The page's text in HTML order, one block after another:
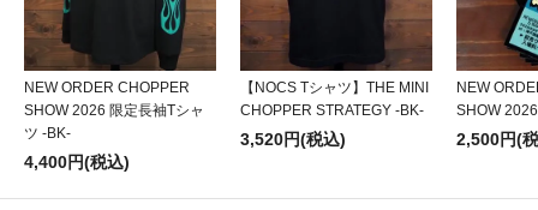
NEW ORDER CHOPPER
SHOW 2026 限定長袖Tシャ
ツ -BK-
4,400円(税込)
【NOCS Tシャツ】THE MINI
CHOPPER STRATEGY -BK-
3,520円(税込)
NEW
SHOW
2,500円(